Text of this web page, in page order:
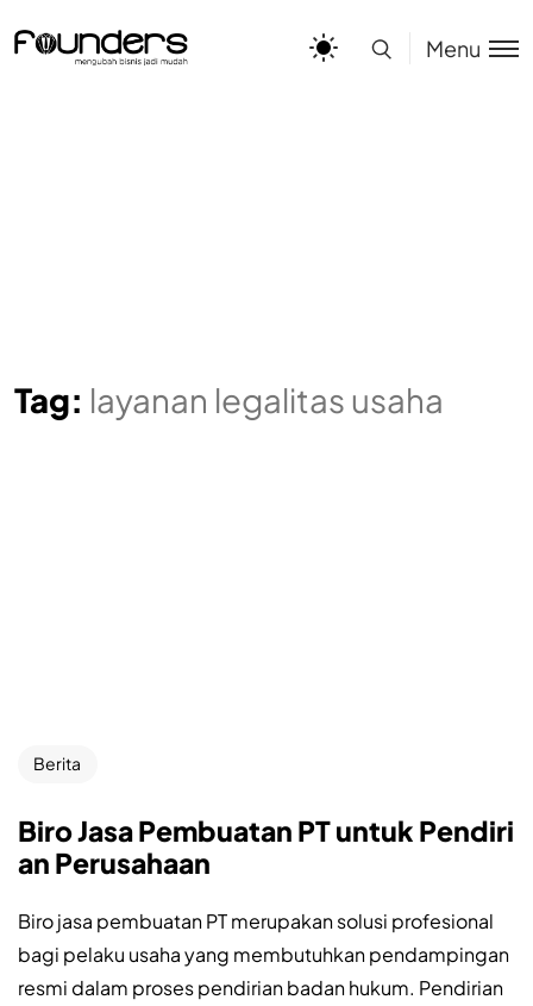
Menu
Tag: layanan legalitas usaha
Berita
Biro Jasa Pembuatan PT untuk Pendiri
an Perusahaan
Biro jasa pembuatan PT merupakan solusi profesional
bagi pelaku usaha yang membutuhkan pendampingan
resmi dalam proses pendirian badan hukum. Pendirian